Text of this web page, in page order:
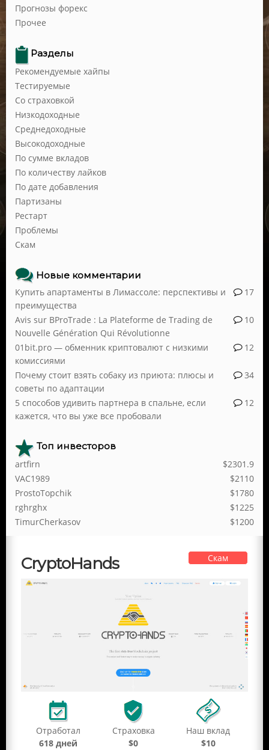
Прогнозы форекс
Прочее
Разделы
Рекомендуемые хайпы
Тестируемые
Со страховкой
Низкодоходные
Среднедоходные
Высокодоходные
По сумме вкладов
По количеству лайков
По дате добавления
Партизаны
Рестарт
Проблемы
Скам
Новые комментарии
17
Купить апартаменты в Лимассоле: перспективы и
преимущества
10
Avis sur BProTrade : La Plateforme de Trading de
Nouvelle Génération Qui Révolutionne
12
01bit.pro — обменник криптовалют с низкими
комиссиями
34
Почему стоит взять собаку из приюта: плюсы и
советы по адаптации
12
5 способов удивить партнера в спальне, если
кажется, что вы уже все пробовали
Топ инвесторов
$2301.9
artfirn
$2110
VAC1989
$1780
ProstoTopchik
$1225
rghrghx
$1200
TimurCherkasov
CryptoHands Скам
Отработал
618 дней
Страховка
$0
Наш вклад
$10